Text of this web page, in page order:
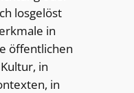
losgelöst
in
öffentlichen
in
in